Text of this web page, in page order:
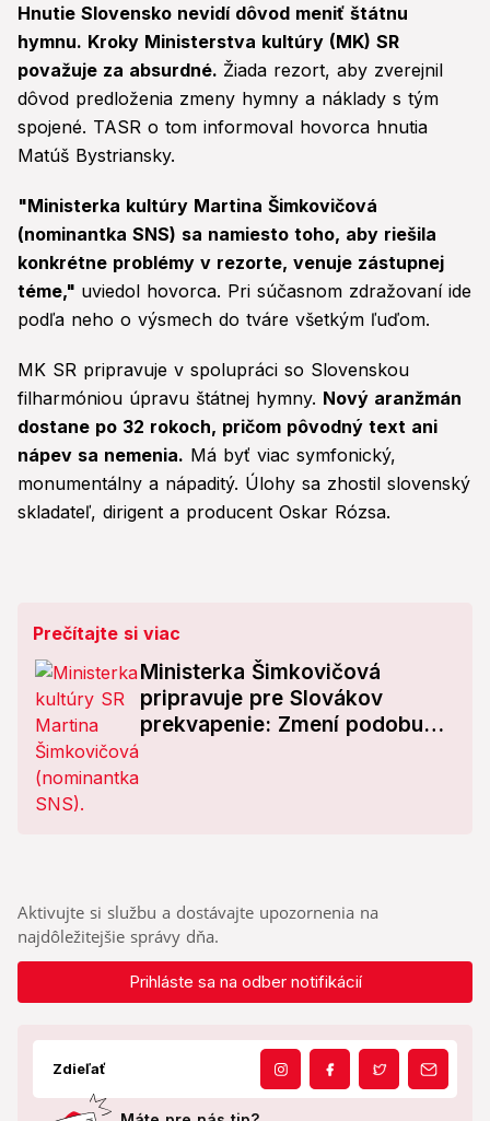
Hnutie Slovensko nevidí dôvod meniť štátnu
hymnu. Kroky Ministerstva kultúry (MK) SR
považuje za absurdné. Žiada rezort, aby zverejnil
dôvod predloženia zmeny hymny a náklady s tým
spojené. TASR o tom informoval hovorca hnutia
Matúš Bystriansky.
"Ministerka kultúry Martina Šimkovičová
(nominantka SNS) sa namiesto toho, aby riešila
konkrétne problémy v rezorte, venuje zástupnej
téme," uviedol hovorca. Pri súčasnom zdražovaní ide
podľa neho o výsmech do tváre všetkým ľuďom.
MK SR pripravuje v spolupráci so Slovenskou
filharmóniou úpravu štátnej hymny. Nový aranžmán
dostane po 32 rokoch, pričom pôvodný text ani
nápev sa nemenia. Má byť viac symfonický,
monumentálny a nápaditý. Úlohy sa zhostil slovenský
skladateľ, dirigent a producent Oskar Rózsa.
Prečítajte si viac
Ministerka Šimkovičová
pripravuje pre Slovákov
prekvapenie: Zmení podobu
Aktivujte si službu a dostávajte upozornenia na
najdôležitejšie správy dňa.
Prihláste sa na odber notifikácií
Zdieľať